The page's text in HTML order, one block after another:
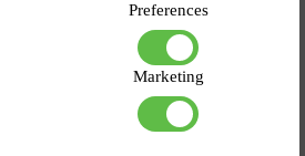
Preferences
Marketing